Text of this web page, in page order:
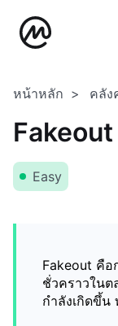
หน้าหลัก คลัง
Fakeout
Easy
Fakeout คือ
ชั่วคราวในต
กำลังเกิดขึ้น